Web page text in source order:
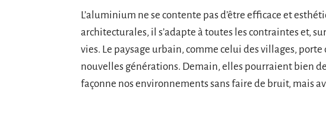
L’aluminium ne se contente pas d’être efficace et
architecturales, il s’adapte à toutes les contraintes et,
vies. Le paysage urbain, comme celui des villages,
nouvelles générations. Demain, elles pourraient bien
façonne nos environnements sans faire de bruit, mais